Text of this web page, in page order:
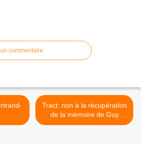
commentaire
Tract: non à la récupération
de la mémoire de Guy
Môquet >